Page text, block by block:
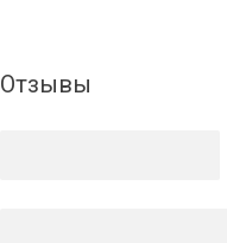
Отзывы